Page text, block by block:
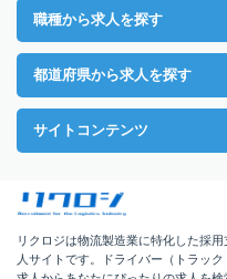
リクロジは物流製造業に特化した採
人サイトです。ドライバー（トラッ
職種から求人を探す
都道府県から求人を探す
サイトコンテンツ